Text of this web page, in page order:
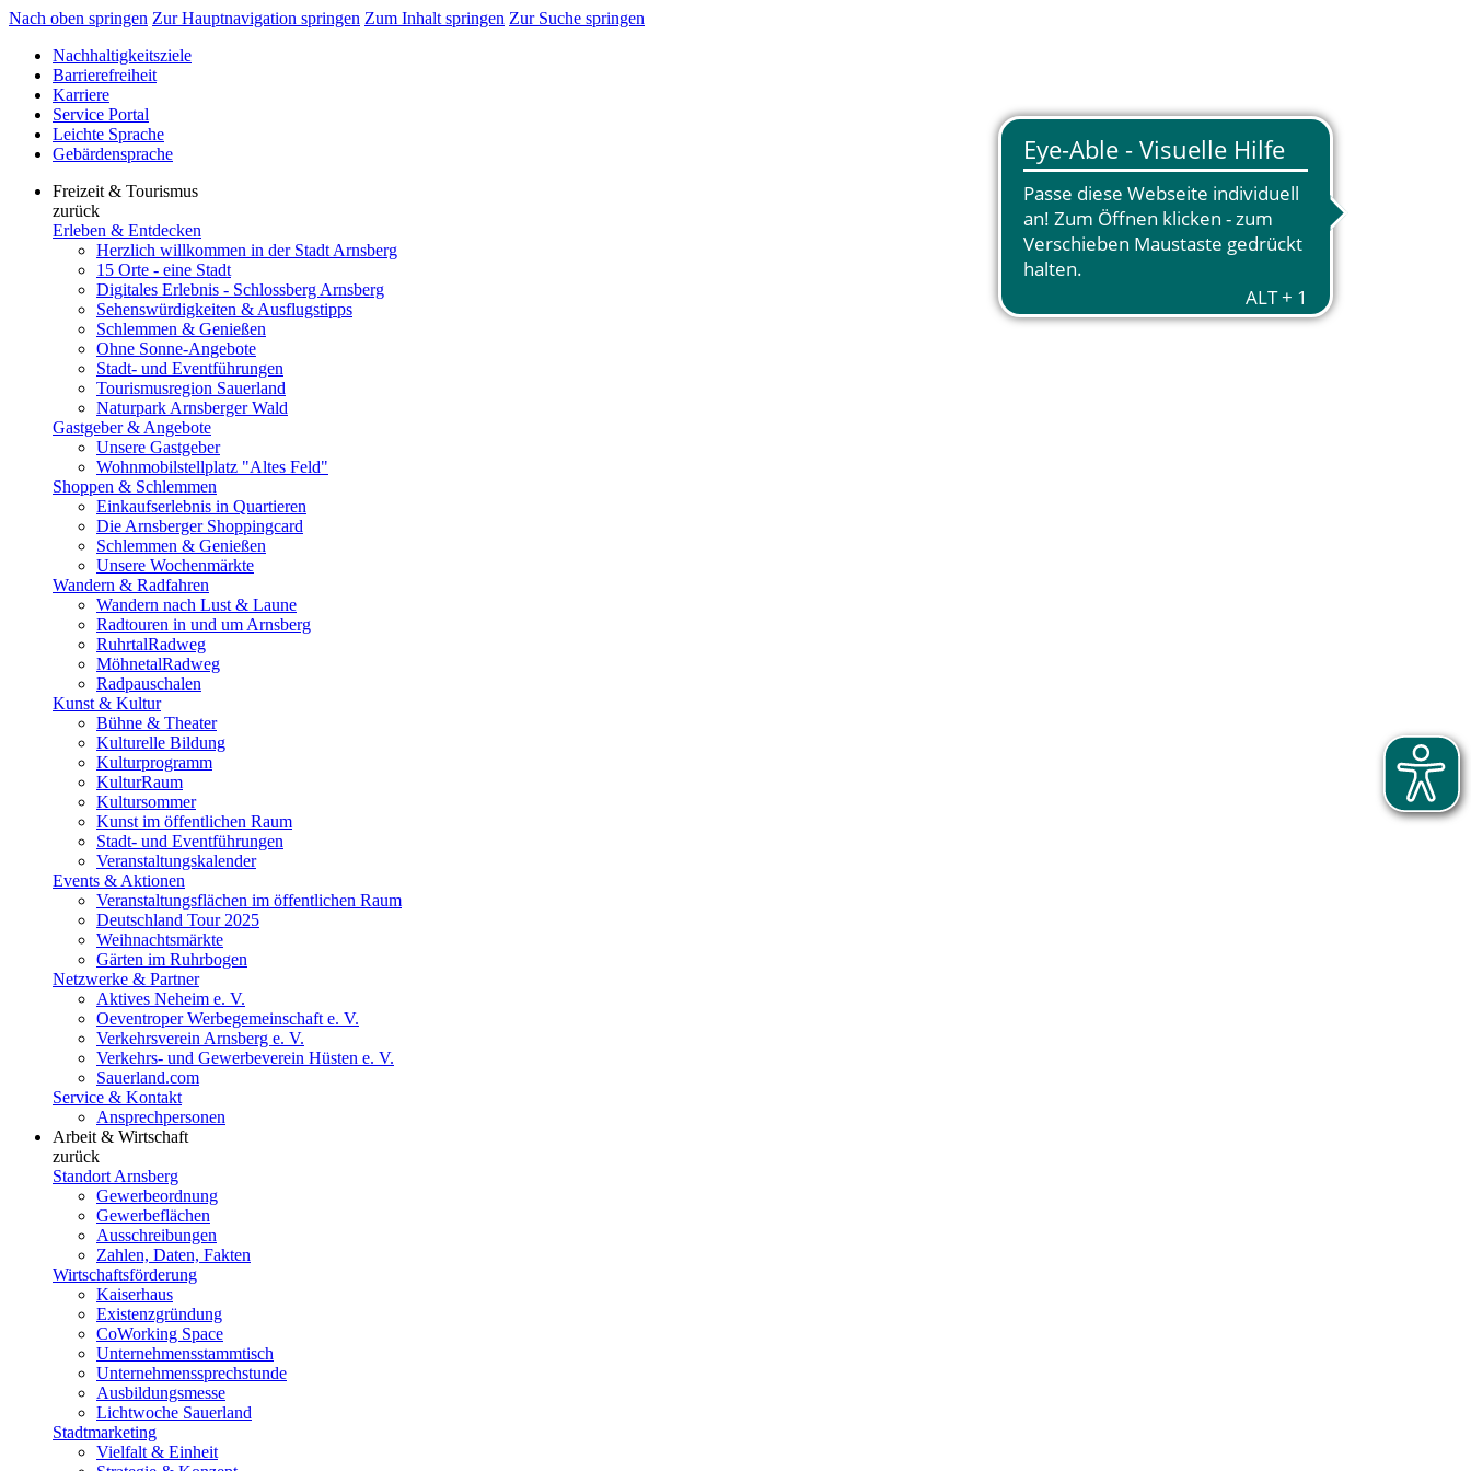
Nach oben springen Zur Hauptnavigation springen Zum Inhalt springen Zur Suche springen
Nachhaltigkeitsziele
Barrierefreiheit
Karriere
Service Portal
Leichte Sprache
Gebärdensprache
Freizeit & Tourismus
zurück
Erleben & Entdecken
Herzlich willkommen in der Stadt Arnsberg
15 Orte - eine Stadt
Digitales Erlebnis - Schlossberg Arnsberg
Sehenswürdigkeiten & Ausflugstipps
Schlemmen & Genießen
Ohne Sonne-Angebote
Stadt- und Eventführungen
Tourismusregion Sauerland
Naturpark Arnsberger Wald
Gastgeber & Angebote
Unsere Gastgeber
Wohnmobilstellplatz "Altes Feld"
Shoppen & Schlemmen
Einkaufserlebnis in Quartieren
Die Arnsberger Shoppingcard
Schlemmen & Genießen
Unsere Wochenmärkte
Wandern & Radfahren
Wandern nach Lust & Laune
Radtouren in und um Arnsberg
RuhrtalRadweg
MöhnetalRadweg
Radpauschalen
Kunst & Kultur
Bühne & Theater
Kulturelle Bildung
Kulturprogramm
KulturRaum
Kultursommer
Kunst im öffentlichen Raum
Stadt- und Eventführungen
Veranstaltungskalender
Events & Aktionen
Veranstaltungsflächen im öffentlichen Raum
Deutschland Tour 2025
Weihnachtsmärkte
Gärten im Ruhrbogen
Netzwerke & Partner
Aktives Neheim e. V.
Oeventroper Werbegemeinschaft e. V.
Verkehrsverein Arnsberg e. V.
Verkehrs- und Gewerbeverein Hüsten e. V.
Sauerland.com
Service & Kontakt
Ansprechpersonen
Arbeit & Wirtschaft
zurück
Standort Arnsberg
Gewerbeordnung
Gewerbeflächen
Ausschreibungen
Zahlen, Daten, Fakten
Wirtschaftsförderung
Kaiserhaus
Existenzgründung
CoWorking Space
Unternehmensstammtisch
Unternehmenssprechstunde
Ausbildungsmesse
Lichtwoche Sauerland
Stadtmarketing
Vielfalt & Einheit